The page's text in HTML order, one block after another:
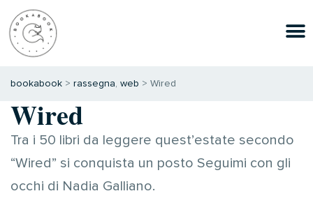
bookabook > rassegna, web > Wired
Wired
Tra i 50 libri da leggere quest’estate secondo
“Wired” si conquista un posto Seguimi con gli
occhi di Nadia Galliano.